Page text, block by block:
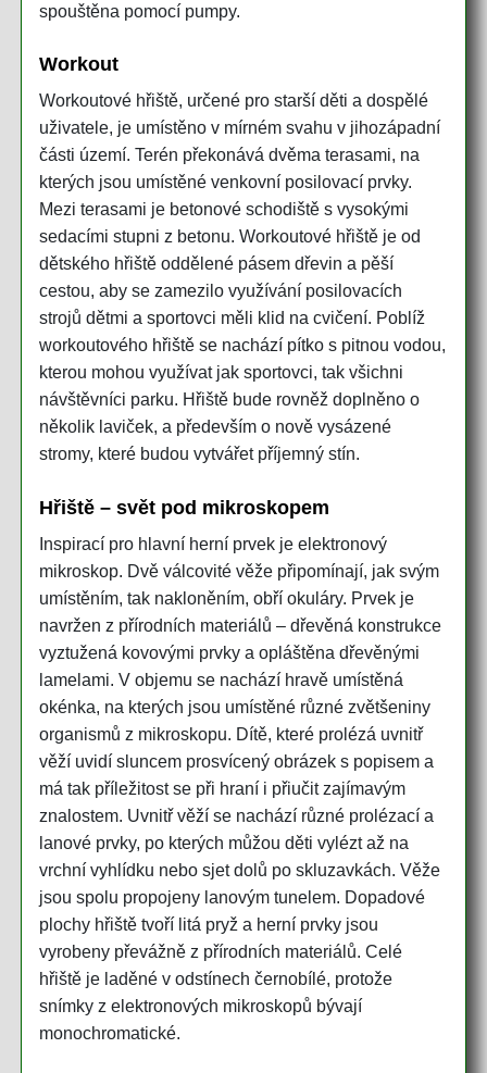
spouštěna pomocí pumpy.
Workout
Workoutové hřiště, určené pro starší děti a dospělé
uživatele, je umístěno v mírném svahu v jihozápadní
části území. Terén překonává dvěma terasami, na
kterých jsou umístěné venkovní posilovací prvky.
Mezi terasami je betonové schodiště s vysokými
sedacími stupni z betonu. Workoutové hřiště je od
dětského hřiště oddělené pásem dřevin a pěší
cestou, aby se zamezilo využívání posilovacích
strojů dětmi a sportovci měli klid na cvičení. Poblíž
workoutového hřiště se nachází pítko s pitnou vodou,
kterou mohou využívat jak sportovci, tak všichni
návštěvníci parku. Hřiště bude rovněž doplněno o
několik laviček, a především o nově vysázené
stromy, které budou vytvářet příjemný stín.
Hřiště – svět pod mikroskopem
Inspirací pro hlavní herní prvek je elektronový
mikroskop. Dvě válcovité věže připomínají, jak svým
umístěním, tak nakloněním, obří okuláry. Prvek je
navržen z přírodních materiálů – dřevěná konstrukce
vyztužená kovovými prvky a opláštěna dřevěnými
lamelami. V objemu se nachází hravě umístěná
okénka, na kterých jsou umístěné různé zvětšeniny
organismů z mikroskopu. Dítě, které prolézá uvnitř
věží uvidí sluncem prosvícený obrázek s popisem a
má tak příležitost se při hraní i přiučit zajímavým
znalostem. Uvnitř věží se nachází různé prolézací a
lanové prvky, po kterých můžou děti vylézt až na
vrchní vyhlídku nebo sjet dolů po skluzavkách. Věže
jsou spolu propojeny lanovým tunelem. Dopadové
plochy hřiště tvoří litá pryž a herní prvky jsou
vyrobeny převážně z přírodních materiálů. Celé
hřiště je laděné v odstínech černobílé, protože
snímky z elektronových mikroskopů bývají
monochromatické.